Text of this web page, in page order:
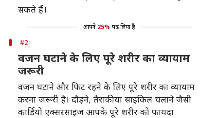
सकते हैं।
आपने 25% पढ़ लिया है
#2
वजन घटाने के लिए पूरे शरीर का व्यायाम
जरूरी
वजन घटाने और फिट रहने के लिए पूरे शरीर का व्यायाम
करना जरूरी है। दौड़ने, तैराकी या साइकिल चलाने जैसी
कार्डियो एक्सरसाइज आपके पूरे शरीर को फायदा